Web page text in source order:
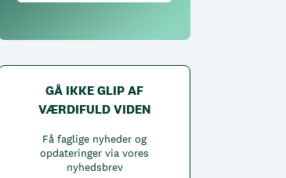
GÅ IKKE GLIP AF
VÆRDIFULD VIDEN
Få faglige nyheder og
opdateringer via vores
nyhedsbrev